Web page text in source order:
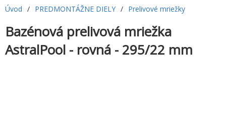
Úvod / PREDMONTÁŽNE DIELY / Prelivové mriežky
Bazénová prelivová mriežka
AstralPool - rovná - 295/22 mm